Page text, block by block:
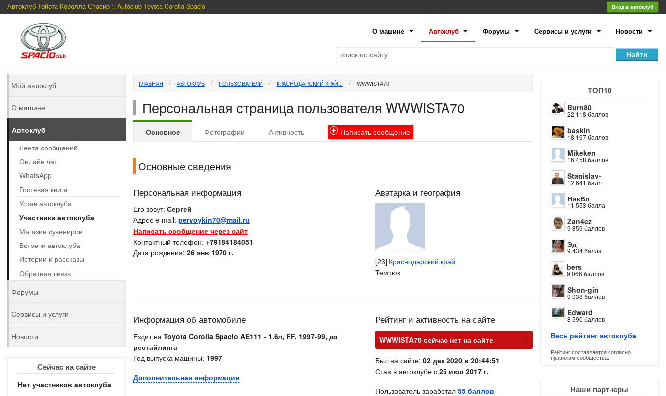
Автоклуб Тойота Королла Спасио :: Autoclub Toyota Corolla Spacio Вход в автоклуб
О машине Автоклуб Форумы Сервисы и услуги Новости
ТОП10
Burn80
22 118 баллов
baskin
18 167 баллов
Mikeken
16 458 баллов
Stanislav-
12 641 балл
НикВл
11 553 балла
Zan4ez
9 859 баллов
Эд
9 434 балла
bers
9 066 баллов
Shon-gin
9 038 баллов
Edward
8 590 баллов
Весь рейтинг автоклуба
Рейтинг составляется согласно
правилам сообщества.
Наши партнеры
ГЛАВНАЯ АВТОКЛУБ ПОЛЬЗОВАТЕЛИ КРАСНОДАРСКИЙ КРАЙ... WWWISTA70
Персональная страница пользователя WWWISTA70
Основное Фотографии Активность Написатьсообщение
Основные сведения
Персональная информация
Его зовут: Сергей
Адрес e-mail: pervoykin70@mail.ru
Написать сообщение через сайт
Контактный телефон: +79184184051
Дата рождения: 26 янв 1970 г.
Аватарка и география
[23] Краснодарский край
Темрюк
Информация об автомобиле
Ездит на Toyota Corolla Spacio AE111 - 1.6л, FF, 1997-99, до
рестайлинга
Год выпуска машины: 1997
Дополнительная информация
Рейтинг и активность на сайте
WWWISTA70 cейчас нет на сайте х
Был на сайте: 02 дек 2020 в 20:44:51
Стаж в автоклубе с 25 июл 2017 г.
Пользователь заработал 55 баллов
Мой автоклуб
О машине
Автоклуб
Лента сообщений
Онлайн чат
WhatsApp
Гостевая книга
Устав автоклуба
Участники автоклуба
Магазин сувениров
Встречи автоклуба
Истории и рассказы
Обратная связь
Форумы
Сервисы и услуги
Новости
Сейчас на сайте
Нет участников автоклуба